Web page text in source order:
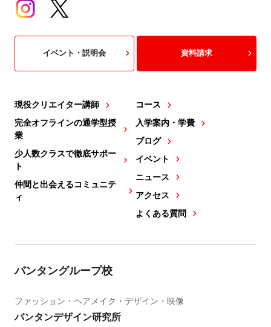
現役クリエイター講師
完全オフラインの通学型授
業
少人数クラスで徹底サポー
ト
仲間と出会えるコミュニテ
ィ
コース
入学案内・学費
ブログ
イベント
ニュース
アクセス
よくある質問
イベント・説明会 資料請求
バンタングループ校
ファッション・ヘアメイク・デザイン・映像
バンタンデザイン研究所